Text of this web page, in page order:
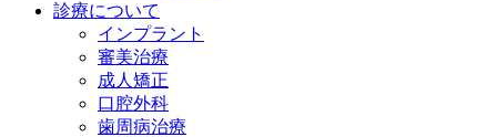
診療について
インプラント
審美治療
成人矯正
口腔外科
歯周病治療